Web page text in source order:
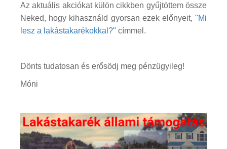
Az aktuális akciókat külön cikkben gyűjtöttem össze
Neked, hogy kihasználd gyorsan ezek előnyeit, "Mi
lesz a lakástakarékokkal?" címmel.
Dönts tudatosan és erősödj meg pénzügyileg!
Móni